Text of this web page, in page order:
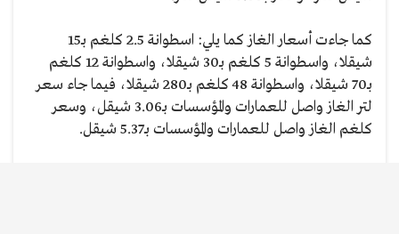
كما جاءت أسعار الغاز كما يلي: اسطوانة 2.5 كلغم بـ15
شيقلا، واسطوانة 5 كلغم بـ30 شيقلا، واسطوانة 12 كلغم
بـ70 شيقلا، واسطوانة 48 كلغم بـ280 شيقلا، فيما جاء سعر
لتر الغاز واصل للعمارات والمؤسسات بـ3.06 شيقل، وسعر
كلغم الغاز واصل للعمارات والمؤسسات بـ5.37 شيقل.